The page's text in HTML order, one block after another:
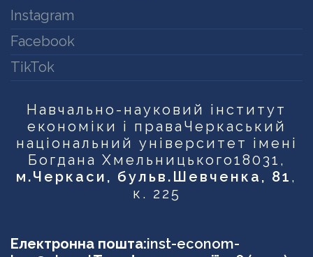
Instagram
Facebook
TikTok
Навчально-науковий інститут
економіки і права Черкаський
національний університет імені
Богдана Хмельницького18031,
м.Черкаси, бульв.Шевченка, 81 ,
к. 225
Електронна пошта:inst-econom-